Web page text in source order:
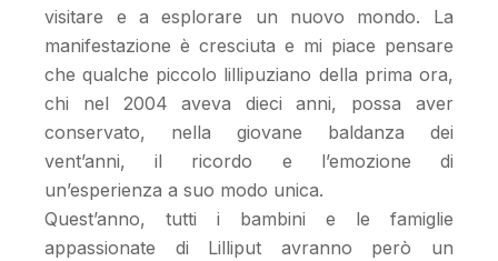
visitare e a esplorare un nuovo mondo. La
manifestazione è cresciuta e mi piace pensare
che qualche piccolo lillipuziano della prima ora,
chi nel 2004 aveva dieci anni, possa aver
conservato, nella giovane baldanza dei
vent’anni, il ricordo e l’emozione di
un’esperienza a suo modo unica.
Quest’anno, tutti i bambini e le famiglie
appassionate di Lilliput avranno però un